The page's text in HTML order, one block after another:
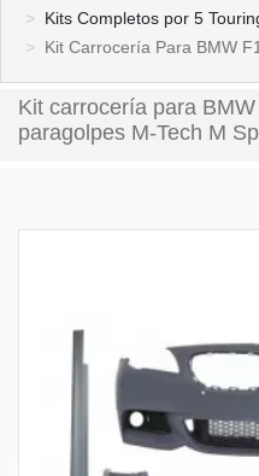
Kits Completos por 5
Kit Carrocería Para BMW
Kit carrocería para
paragolpes M-Tech M